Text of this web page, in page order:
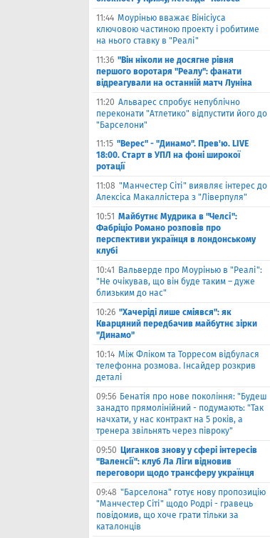
11:44 Моурінью вважає Вінісіуса
ключовою частиною проекту і робитиме
на нього ставку в "Реалі"
11:36 "Він ніколи не досягне рівня
першого воротаря "Реалу": фанати
відреагували на останній матч Луніна
11:20 Альварес спробує непублічно
переконати "Атлетико" відпустити його до
"Барселони"
11:15 "Верес" - "Динамо". Прев'ю. LIVE
18:00. Старт в УПЛ на фоні широкої
ротації
11:08 "Манчестер Сіті" виявляє інтерес до
Алексіса Макаллістера з "Ліверпуля"
10:51 Майбутнє Мудрика в "Челсі":
Фабріціо Романо розповів про
перспективи українця в лондонському
клубі
10:41
Вальверде про Моурінью в "Реалі":
"Не очікував, що він буде таким – дуже
близьким до нас"
10:26 "Хачеріді лише сміявся": як
Кварцяний передбачив майбутнє зірки
"Динамо"
10:14 Між Фліком та Торресом відбулася
телефонна розмова. Інсайдер розкрив
деталі
09:56 Бенатія про нове покоління: "Будеш
занадто прямолінійний - подумають: "Так
начхати, у нас контракт на 5 років, а
тренера звільнять через півроку"
09:50 Циганков знову у сфері інтересів
"Валенсії": клуб Ла Ліги відновив
переговори щодо трансферу українця
09:48 "Барселона" готує нову пропозицію
"Манчестер Сіті" щодо Родрі - гравець
повідомив, що хоче грати тільки за
каталонців